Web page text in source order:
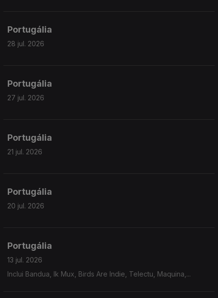
Portugália
28 jul. 2026
Portugália
27 jul. 2026
Portugália
21 jul. 2026
Portugália
20 jul. 2026
Portugália
13 jul. 2026
Inclui Bandua, Ik Mux, Birds Are Indie, Telectu, Maquina,...